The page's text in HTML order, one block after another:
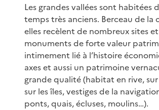
Les grandes vallées sont habitées
temps très anciens. Berceau de la
elles recèlent de nombreux sites et
monuments de forte valeur
intimement lié à l’histoire
axes et aussi un patrimoine
grande qualité (habitat en rive,
sur les îles, vestiges de la
ponts, quais, écluses, moulins…).